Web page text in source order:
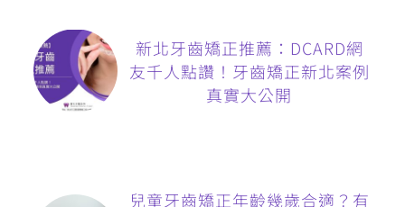
新北牙齒矯正推薦：DCARD網
友千人點讚！牙齒矯正新北案例
真實大公開
兒童牙齒矯正年齡幾歲合適？有